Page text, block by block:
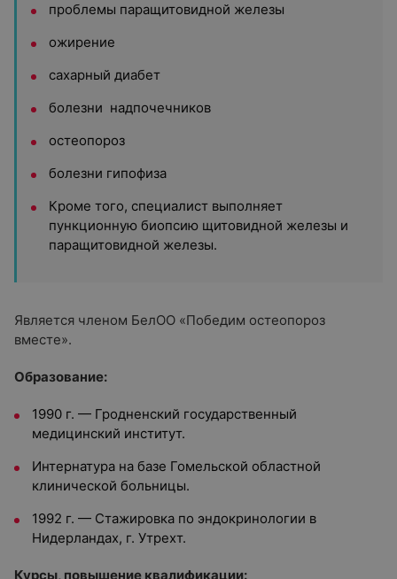
проблемы паращитовидной железы
ожирение
сахарный диабет
болезни надпочечников
остеопороз
болезни гипофиза
Кроме того, специалист выполняет
пункционную биопсию щитовидной железы и
паращитовидной железы.
Является членом БелОО «Победим остеопороз
вместе».
Образование:
1990 г. — Гродненский государственный
медицинский институт.
Интернатура на базе Гомельской областной
клинической больницы.
1992 г. — Стажировка по эндокринологии в
Нидерландах, г. Утрехт.
Курсы, повышение квалификации: